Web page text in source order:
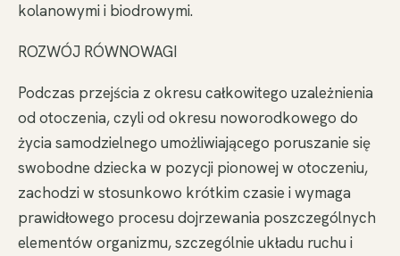
kolanowymi i biodrowymi.
ROZWÓJ RÓWNOWAGI
Podczas przejścia z okresu całkowitego uzależnienia
od otoczenia, czyli od okresu noworodkowego do
życia samodzielnego umożliwiającego poruszanie się
swobodne dziecka w pozycji pionowej w otoczeniu,
zachodzi w stosunkowo krótkim czasie i wymaga
prawidłowego procesu dojrzewania poszczególnych
elementów organizmu, szczególnie układu ruchu i